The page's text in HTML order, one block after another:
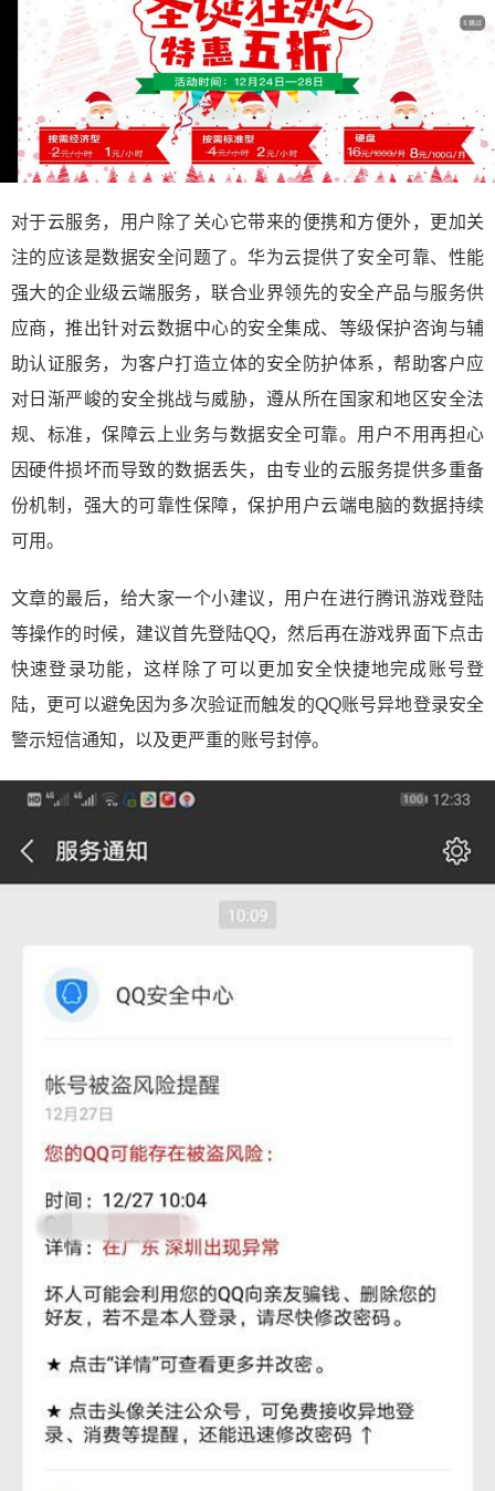
对于云服务，用户除了关心它带来的便携和方便外，更加关
注的应该是数据安全问题了。华为云提供了安全可靠、性能
强大的企业级云端服务，联合业界领先的安全产品与服务供
应商，推出针对云数据中心的安全集成、等级保护咨询与辅
助认证服务，为客户打造立体的安全防护体系，帮助客户应
对日渐严峻的安全挑战与威胁，遵从所在国家和地区安全法
规、标准，保障云上业务与数据安全可靠。用户不用再担心
因硬件损坏而导致的数据丢失，由专业的云服务提供多重备
份机制，强大的可靠性保障，保护用户云端电脑的数据持续
可用。
文章的最后，给大家一个小建议，用户在进行腾讯游戏登陆
等操作的时候，建议首先登陆QQ，然后再在游戏界面下点击
快速登录功能，这样除了可以更加安全快捷地完成账号登
陆，更可以避免因为多次验证而触发的QQ账号异地登录安全
警示短信通知，以及更严重的账号封停。